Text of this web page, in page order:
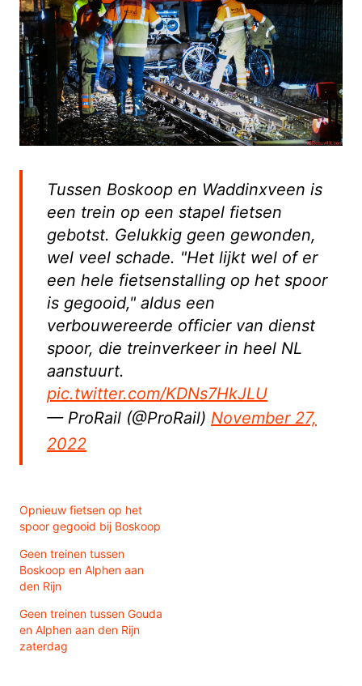
Tussen Boskoop en Waddinxveen is
een trein op een stapel fietsen
gebotst. Gelukkig geen gewonden,
wel veel schade. "Het lijkt wel of er
een hele fietsenstalling op het spoor
is gegooid," aldus een
verbouwereerde officier van dienst
spoor, die treinverkeer in heel NL
aanstuurt.
pic.twitter.com/KDNs7HkJLU
— ProRail (@ProRail) November 27,
2022
Opnieuw fietsen op het
spoor gegooid bij Boskoop
Geen treinen tussen
Boskoop en Alphen aan
den Rijn
Geen treinen tussen Gouda
en Alphen aan den Rijn
zaterdag